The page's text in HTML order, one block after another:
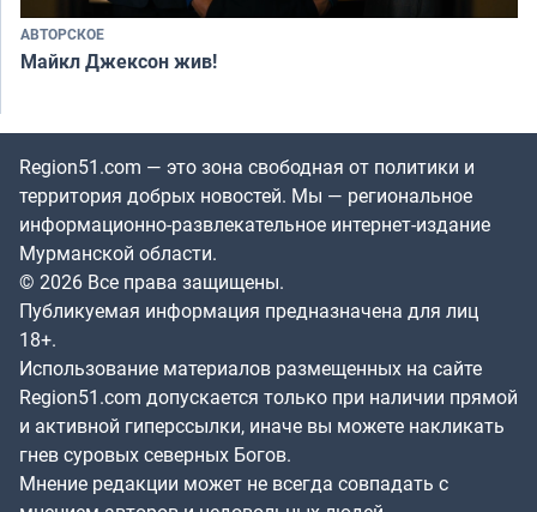
АВТОРСКОЕ
Майкл Джексон жив!
Region51.com — это зона свободная от политики и
территория добрых новостей. Мы — региональное
информационно-развлекательное интернет-издание
Мурманской области.
© 2026 Все права защищены.
Публикуемая информация предназначена для лиц
18+.
Использование материалов размещенных на сайте
Region51.com допускается только при наличии прямой
и активной гиперссылки, иначе вы можете накликать
гнев суровых северных Богов.
Мнение редакции может не всегда совпадать с